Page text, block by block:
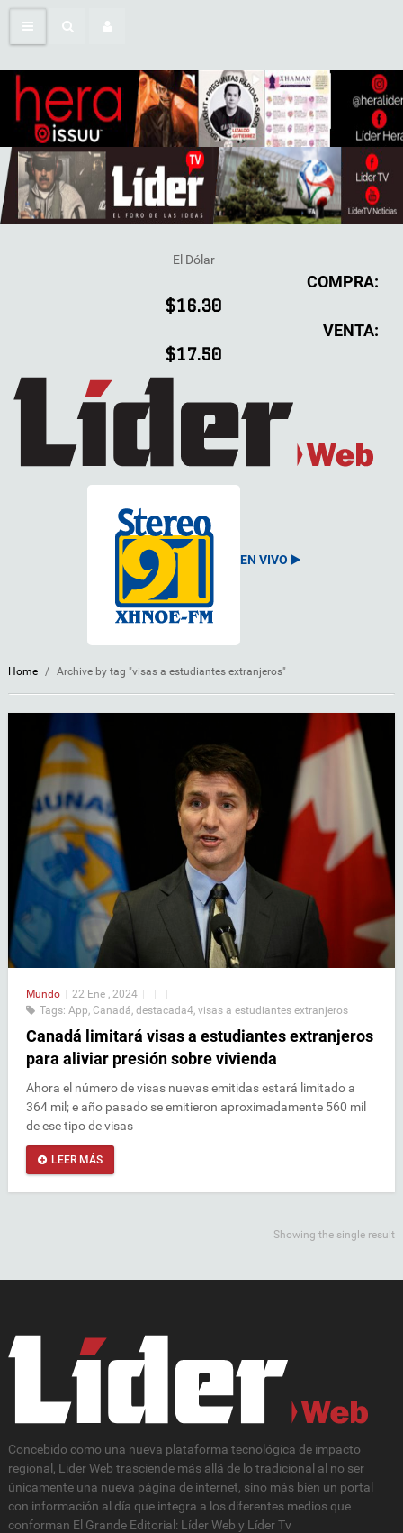
El Dólar
COMPRA:
$16.30
VENTA:
$17.50
EN VIVO
Home / Archive by tag "visas a estudiantes extranjeros"
Mundo | 22 Ene , 2024 | |
|
Tags: App Canadá destacada4 visas a estudiantes extranjeros
Canadá limitará visas a estudiantes extranjeros
para aliviar presión sobre vivienda
Ahora el número de visas nuevas emitidas estará limitado a
364 mil; e año pasado se emitieron aproximadamente 560 mil
de ese tipo de visas
LEER MÁS
Showing the single result
Concebido como una nueva plataforma tecnológica de impacto
regional, Lider Web trasciende más allá de lo tradicional al no ser
únicamente una nueva página de internet, sino más bien un portal
con información al día que integra a los diferentes medios que
conforman El Grande Editorial: Líder Web y Líder Tv